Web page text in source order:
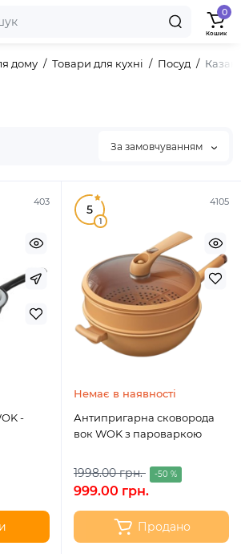
0
Кошик
дому Товари для кухні Посуд
За замовчуванням
403
-
4105
5
1
Немає в наявності
Антипригарна сковорода
вок WOK з пароваркою
1998.00 грн. -50 %
999.00 грн.
Продано